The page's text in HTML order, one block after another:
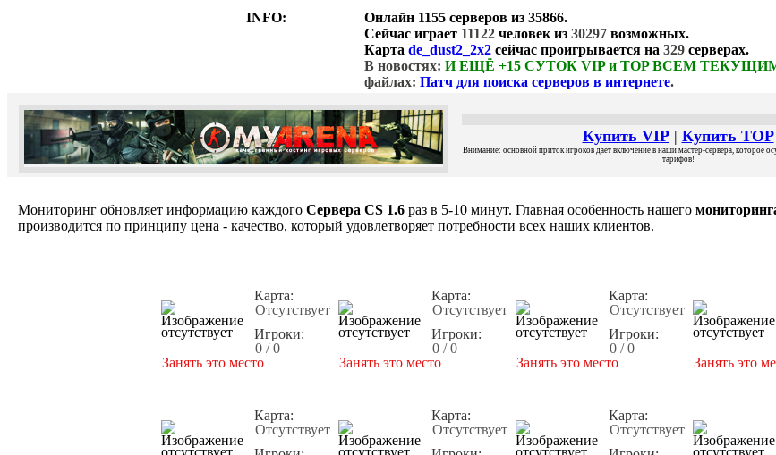
INFO: Онлайн 1155 серверов из 35866.
Сейчас играет 11122 человек из 30297 возможных.
Карта de_dust2_2x2 сейчас проигрывается на 329 серверах.
В новостях: И ЕЩЁ +15 СУТОК VIP и TOP ВСЕМ
файлах: Патч для поиска серверов в интернете.
Купить VIP| Купить TOP
Внимание: основной приток игроков даёт включение в наши мастер-сервера, которое
тарифов!
Мониторинг обновляет информацию каждого Сервера CS 1.6 раз в 5-10 минут. Главная особенность нашего
производится по принципу цена - качество, который удовлетворяет потребности всех наших клиентов.
Карта:
Отсутствует
Игроки:
0 / 0
Занять это место
Карта:
Отсутствует
Игроки:
0 / 0
Занять это место
Карта:
Отсутствует
Игроки:
0 / 0
Занять это место
Занять это
Карта:
Отсутствует
Карта:
Отсутствует
Карта:
Отсутствует